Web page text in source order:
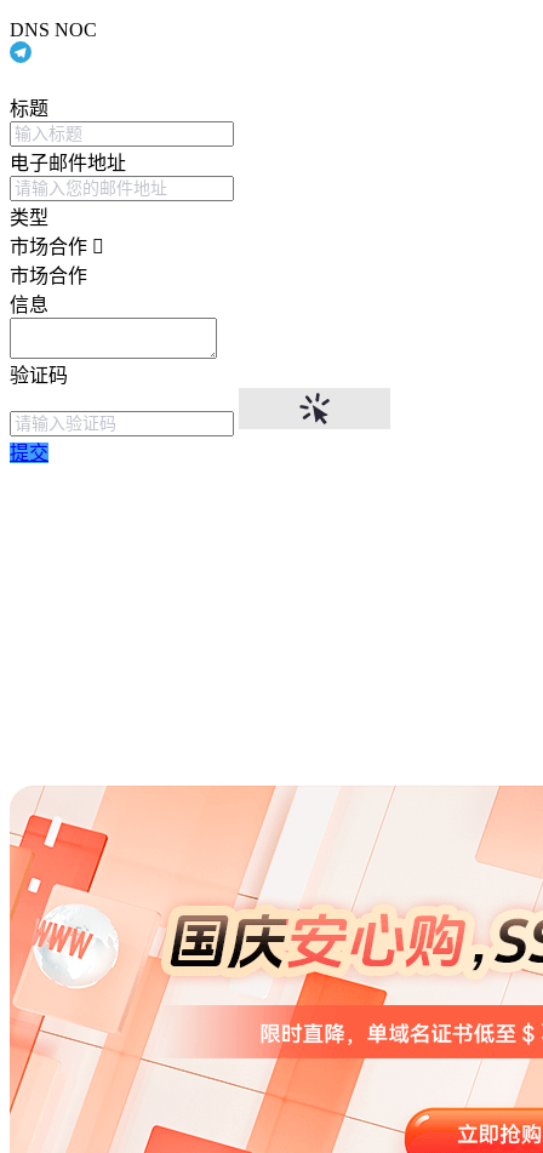
DNS NOC
标题
电子邮件地址
类型
市场合作
市场合作
信息
验证码
提交